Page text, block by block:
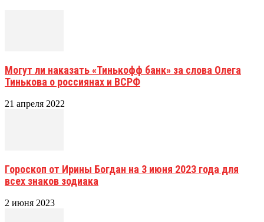
Могут ли наказать «Тинькофф банк» за слова Олега
Тинькова о россиянах и ВСРФ
21 апреля 2022
Гороскоп от Ирины Богдан на 3 июня 2023 года для
всех знаков зодиака
2 июня 2023